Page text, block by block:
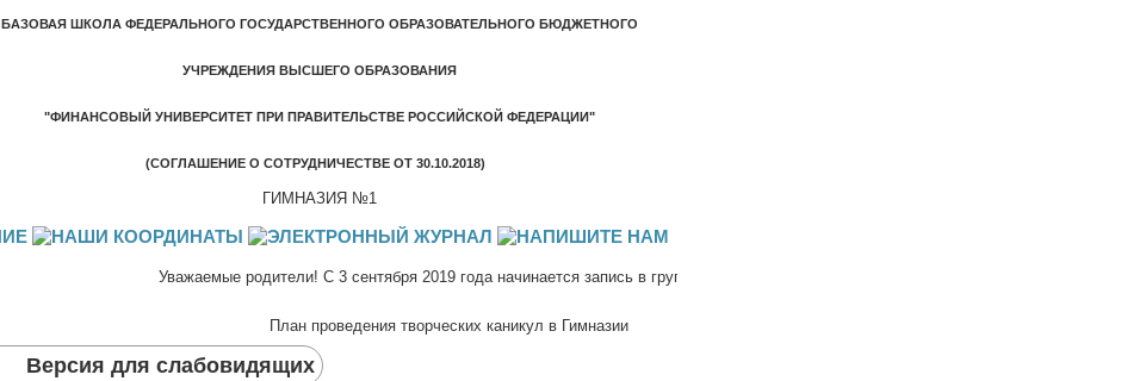
БАЗОВАЯ ШКОЛА ФЕДЕРАЛЬНОГО ГОСУДАРСТВЕННОГО ОБРАЗОВАТЕЛЬНОГО БЮДЖЕТНОГО
УЧРЕЖДЕНИЯ ВЫСШЕГО ОБРАЗОВАНИЯ
"ФИНАНСОВЫЙ УНИВЕРСИТЕТ ПРИ ПРАВИТЕЛЬСТВЕ РОССИЙСКОЙ ФЕДЕРАЦИИ"
(СОГЛАШЕНИЕ О СОТРУДНИЧЕСТВЕ ОТ 30.10.2018)
ГИМНАЗИЯ №1
Уважаемые родители! С 3 сентября 2019 года начинается запись в группы по адаптации детей к условиям школьной жизни и по
План проведения творческих каникул в Гимназии
Версия для слабовидящих